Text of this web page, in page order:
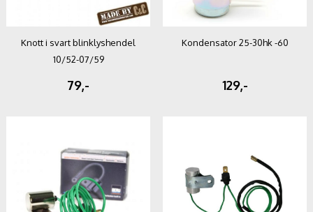
Knott i svart blinklyshendel
10/52-07/59
79,-
Kondensator 25-30hk -60
129,-